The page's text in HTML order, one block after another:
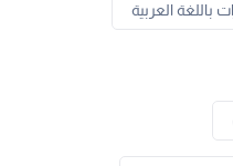
باللغة العربية